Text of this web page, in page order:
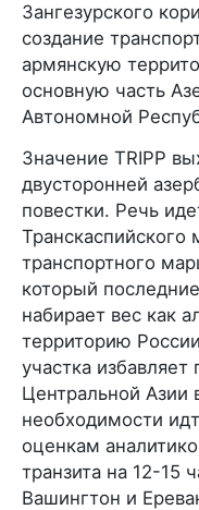
Зангезурского
создание
армянскую
основную часть
Автономной
Значение TRIPP
двусторонней
повестки. Речь
транспортного
который
набирает вес как
территорию
участка избавляет
Центральной Азии
необходимости
оценкам
транзита на 12-15
Вашингтон и